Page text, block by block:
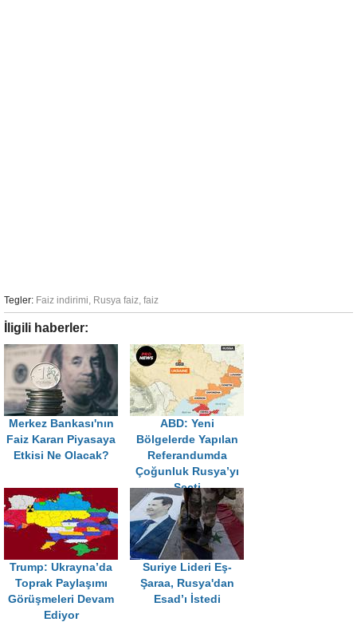
Tegler: Faiz indirimi Rusya faiz faiz
İligili haberler:
Merkez Bankası'nın
Faiz Kararı Piyasaya
Etkisi Ne Olacak?
ABD: Yeni
Bölgelerde Yapılan
Referandumda
Çoğunluk Rusya’yı
Seçti
Trump: Ukrayna’da
Toprak Paylaşımı
Görüşmeleri Devam
Ediyor
Suriye Lideri Eş-
Şaraa, Rusya'dan
Esad’ı İstedi